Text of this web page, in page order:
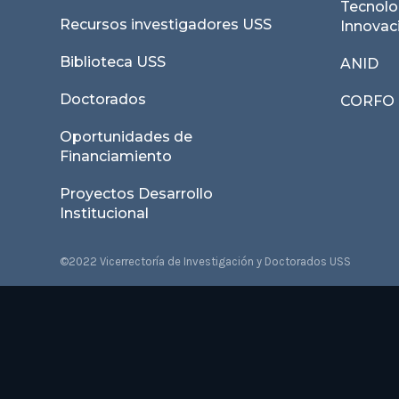
Recursos investigadores USS
Biblioteca USS
Doctorados
Oportunidades de
Financiamiento
Proyectos Desarrollo
Institucional
ANID
CORFO
©2022 Vicerrectoría de Investigación y Doctorados USS